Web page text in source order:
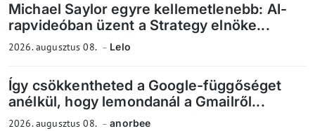
Michael Saylor egyre kellemetlenebb: AI-
rapvideóban üzent a Strategy elnöke...
2026. augusztus 08. Lelo
Így csökkentheted a Google-függőséget
anélkül, hogy lemondanál a Gmailről...
2026. augusztus 08. anorbee